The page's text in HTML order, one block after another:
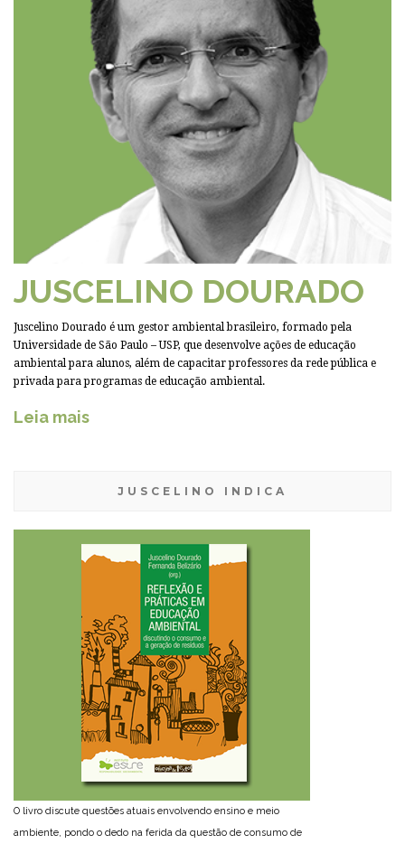
JUSCELINO DOURADO
Juscelino Dourado é um gestor ambiental brasileiro, formado pela
Universidade de São Paulo – USP, que desenvolve ações de educação
ambiental para alunos, além de capacitar professores da rede pública e
privada para programas de educação ambiental.
Leia mais
JUSCELINO INDICA
O livro discute questões atuais envolvendo ensino e meio
ambiente, pondo o dedo na ferida da questão de consumo de